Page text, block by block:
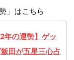
」はこちら
年の運勢】ゲッ
田が五星三心占